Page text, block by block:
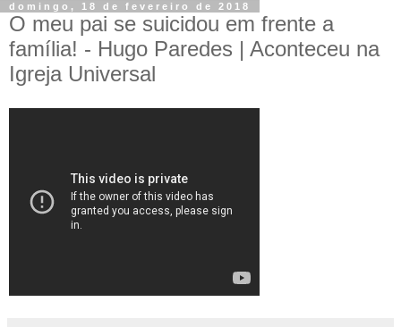
domingo, 18 de fevereiro de 2018
O meu pai se suicidou em frente a
família! - Hugo Paredes | Aconteceu na
Igreja Universal